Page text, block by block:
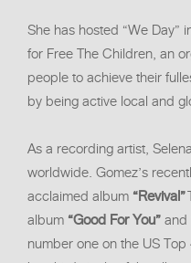
She has hosted “We Day”
for Free The Children, an
people to achieve their
by being active local and
As a recording artist,
worldwide. Gomez’s
acclaimed album “Revival”
album “Good For You”and
number one on the US